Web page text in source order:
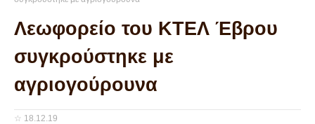
Λεωφορείο του ΚΤΕΛ Έβρου
συγκρούστηκε με
αγριογούρουνα
☆ 18.12.19